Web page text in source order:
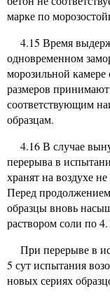
марке по
4.15 Время
одновременном
морозильной камере
размеров принимают
соответствующим
образцам.
4.16 В случае
перерыва в
хранят на воздухе
Перед
образцы вновь
раствором соли по
При перерыве в
5 сут испытания
новых сериях